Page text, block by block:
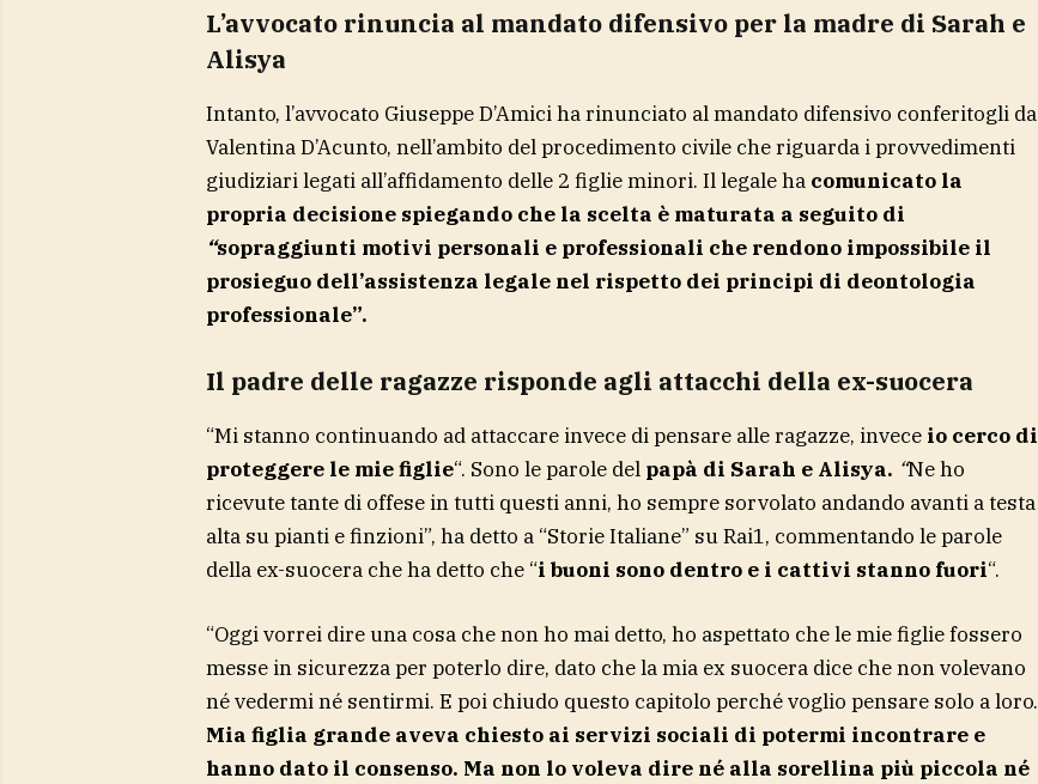
L’avvocato rinuncia al mandato difensivo per la madre di Sarah e
Alisya
Intanto, l’avvocato Giuseppe D’Amici ha rinunciato al mandato difensivo conferitogli da
Valentina D’Acunto, nell’ambito del procedimento civile che riguarda i provvedimenti
giudiziari legati all’affidamento delle 2 figlie minori. Il legale hacomunicato la
propria decisione spiegando che la scelta è maturata a seguito di
“sopraggiunti motivi personali e professionali che rendono impossibile il
prosieguo dell’assistenza legale nel rispetto dei principi di deontologia
professionale”.
Il padre delle ragazze risponde agli attacchi della ex-suocera
“Mi stanno continuando ad attaccare invece di pensare alle ragazze, inveceio cerco di
proteggere le mie figlie“. Sono le parole del papà di Sarah e Alisya. “Ne ho
ricevute tante di offese in tutti questi anni, ho sempre sorvolato andando avanti a testa
alta su pianti e finzioni”, ha detto a “Storie Italiane” su Rai1, commentando le parole
della ex-suocera che ha detto che “i buoni sono dentro e i cattivi stanno fuori“.
“Oggi vorrei dire una cosa che non ho mai detto, ho aspettato che le mie figlie fossero
messe in sicurezza per poterlo dire, dato che la mia ex suocera dice che non volevano
né vedermi né sentirmi. E poi chiudo questo capitolo perché voglio pensare solo a loro.
Mia figlia grande aveva chiesto ai servizi sociali di potermi incontrare e
hanno dato il consenso. Ma non lo voleva dire né alla sorellina più piccola né